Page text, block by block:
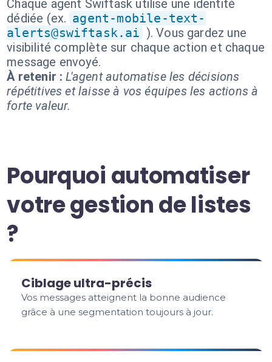
Chaque agent Swiftask utilise une identité
dédiée (ex. agent-mobile-text-
alerts@swiftask.ai ). Vous gardez une
visibilité complète sur chaque action et chaque
message envoyé.
À retenir : L'agent automatise les décisions
répétitives et laisse à vos équipes les actions à
forte valeur.
Pourquoi automatiser
votre gestion de listes
?
Ciblage ultra-précis
Vos messages atteignent la bonne audience
grâce à une segmentation toujours à jour.